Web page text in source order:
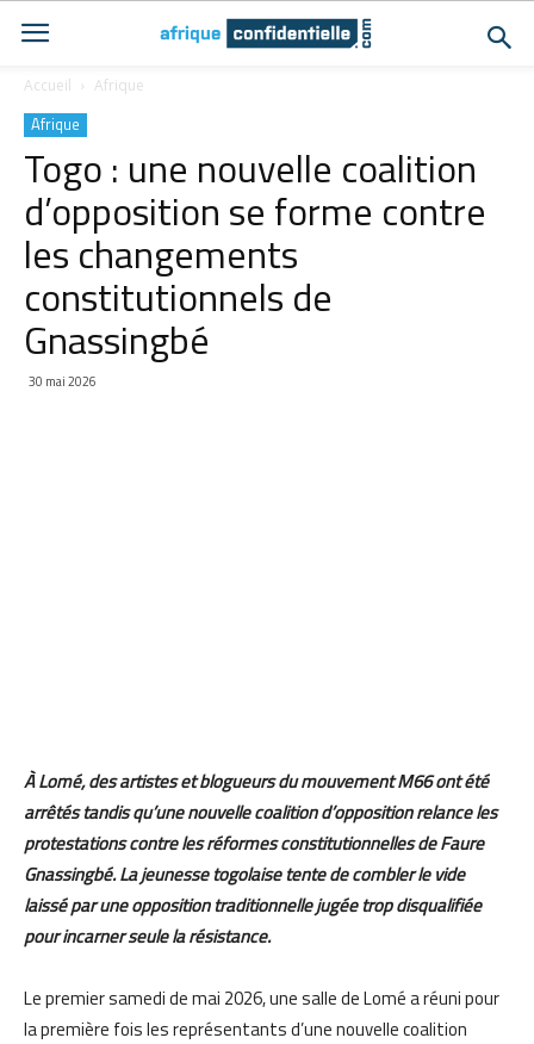
Accueil Afrique
Afrique
Togo : une nouvelle coalition
d’opposition se forme contre
les changements
constitutionnels de
Gnassingbé
30 mai 2026
À Lomé, des artistes et blogueurs du mouvement M66 ont été
arrêtés tandis qu’une nouvelle coalition d’opposition relance les
protestations contre les réformes constitutionnelles de Faure
Gnassingbé. La jeunesse togolaise tente de combler le vide
laissé par une opposition traditionnelle jugée trop disqualifiée
pour incarner seule la résistance.
Le premier samedi de mai 2026, une salle de Lomé a réuni pour
la première fois les représentants d’une nouvelle coalition